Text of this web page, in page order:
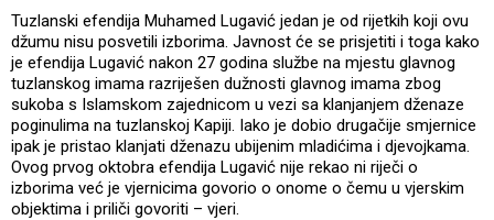
Tuzlanski efendija Muhamed Lugavić jedan je od rijetkih koji ovu
džumu nisu posvetili izborima. Javnost će se prisjetiti i toga kako
je efendija Lugavić nakon 27 godina službe na mjestu glavnog
tuzlanskog imama razriješen dužnosti glavnog imama zbog
sukoba s Islamskom zajednicom u vezi sa klanjanjem dženaze
poginulima na tuzlanskoj Kapiji. Iako je dobio drugačije smjernice
ipak je pristao klanjati dženazu ubijenim mladićima i djevojkama.
Ovog prvog oktobra efendija Lugavić nije rekao ni riječi o
izborima već je vjernicima govorio o onome o čemu u vjerskim
objektima i priliči govoriti – vjeri.